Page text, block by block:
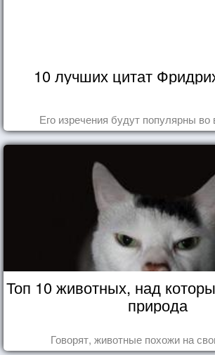
10 лучших цитат
Его изречения будут популярны во
Топ 10 животных, над
природа
Говорят, животные похожи на